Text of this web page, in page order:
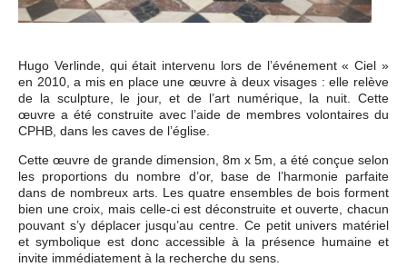
Hugo Verlinde, qui était intervenu lors de l’événement « Ciel »
en 2010, a mis en place une œuvre à deux visages : elle relève
de la sculpture, le jour, et de l’art numérique, la nuit. Cette
œuvre a été construite avec l’aide de membres volontaires du
CPHB, dans les caves de l’église.
Cette œuvre de grande dimension, 8m x 5m, a été conçue selon
les proportions du nombre d’or, base de l’harmonie parfaite
dans de nombreux arts. Les quatre ensembles de bois forment
bien une croix, mais celle-ci est déconstruite et ouverte, chacun
pouvant s’y déplacer jusqu’au centre. Ce petit univers matériel
et symbolique est donc accessible à la présence humaine et
invite immédiatement à la recherche du sens.